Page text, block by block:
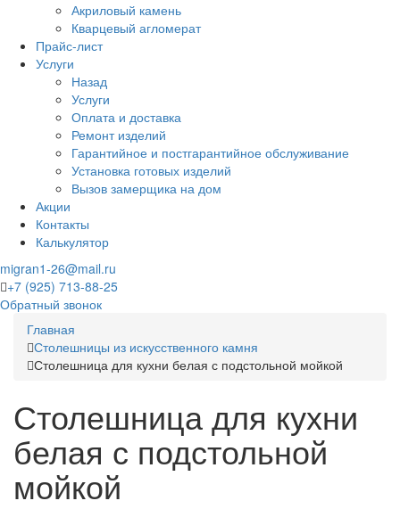
Акриловый камень
Кварцевый агломерат
Прайс-лист
Услуги
Назад
Услуги
Оплата и доставка
Ремонт изделий
Гарантийное и постгарантийное обслуживание
Установка готовых изделий
Вызов замерщика на дом
Акции
Контакты
Калькулятор
migran1-26@mail.ru
+7 (925) 713-88-25
Обратный звонок
Главная
Столешницы из искусственного камня
Столешница для кухни белая с подстольной мойкой
Столешница для кухни
белая с подстольной
мойкой